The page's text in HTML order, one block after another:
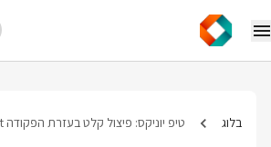
בלוג טיפ יוניקס: פיצול קלט בעזרת הפקודה split